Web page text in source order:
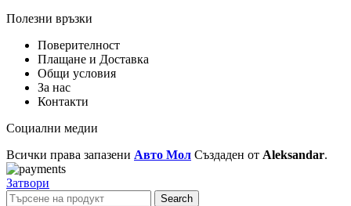
Полезни връзки
Поверителност
Плащане и Доставка
Общи условия
За нас
Контакти
Социални медии
Всички права запазени Авто Мол Създаден от Aleksandar.
Затвори
Search